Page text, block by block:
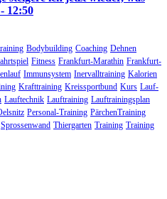
12:50
Bodybuilding Coaching Dehnen
Fitness Frankfurt-Marathin Frankfurt-
Immunsystem Inervalltraining Kalorien
Krafttraining Kreissportbund Kurs Lauf-
Lauftechnik Lauftraining Lauftrainingsplan
Personal-Training PärchenTraining
Sprossenwand Thiergarten Training Training